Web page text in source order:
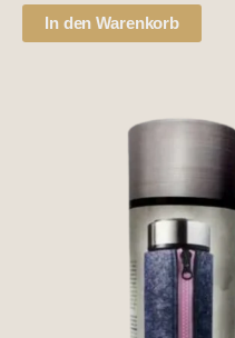
In den Warenkorb